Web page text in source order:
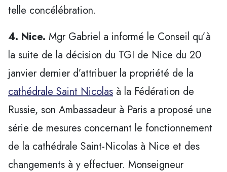
telle concélébration.
4. Nice. Mgr Gabriel a informé le Conseil qu’à
la suite de la décision du TGI de Nice du 20
janvier dernier d’attribuer la propriété de la
cathédrale Saint Nicolas à la Fédération de
Russie, son Ambassadeur à Paris a proposé une
série de mesures concernant le fonctionnement
de la cathédrale Saint-Nicolas à Nice et des
changements à y effectuer. Monseigneur